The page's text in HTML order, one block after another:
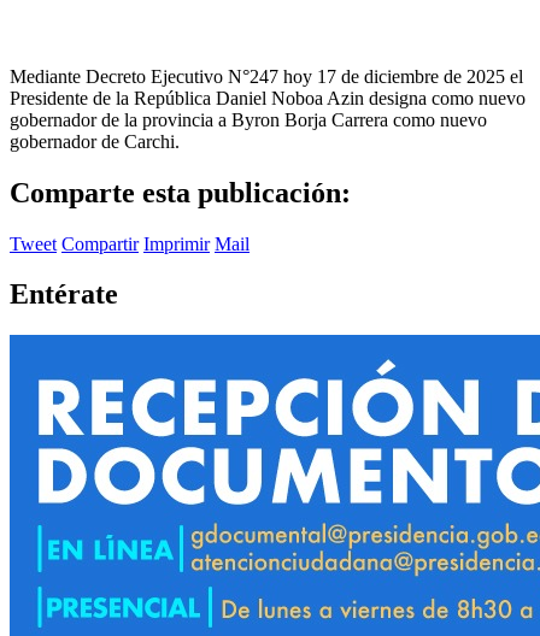
Mediante Decreto Ejecutivo N°247 hoy 17 de diciembre de 2025 el
Presidente de la República Daniel Noboa Azin designa como nuevo
gobernador de la provincia a Byron Borja Carrera como nuevo
gobernador de Carchi.
Comparte esta publicación:
Tweet Compartir Imprimir Mail
Entérate